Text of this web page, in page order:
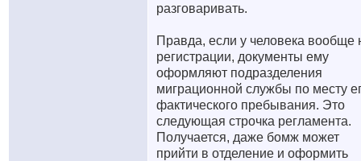
разговаривать.
Правда, если у человека вообще
регистрации, документы ему
оформляют подразделения
миграционной службы по месту
фактического пребывания. Это
следующая строчка регламента.
Получается, даже бомж может
прийти в отделение и оформить